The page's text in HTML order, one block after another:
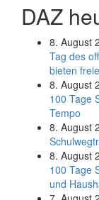
DAZ
8. August
Tag des
bieten
8. August
100 Tage
Tempo
8. August
8. August
100 Tage
und